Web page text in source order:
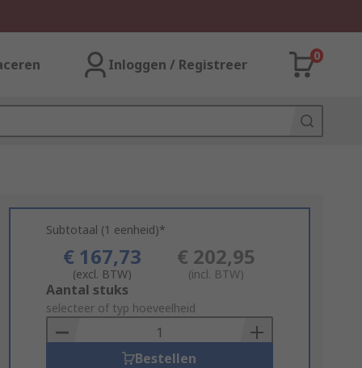
Inloggen / Registreer
0
Subtotaal (1 eenheid)*
€ 167,73
(excl. BTW)
€ 202,95
(incl. BTW)
Add
to
Basket
Aantal stuks
selecteer of typ hoeveelheid
Bestellen